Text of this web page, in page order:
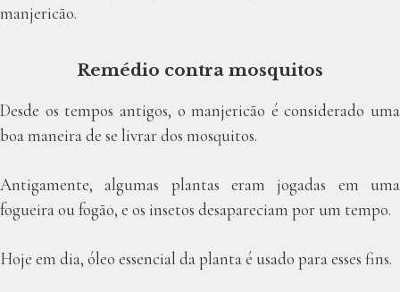
manjericão.
Remédio contra mosquitos
Desde os tempos antigos, o manjericão é considerado uma
boa maneira de se livrar dos mosquitos.
Antigamente, algumas plantas eram jogadas em uma
fogueira ou fogão, e os insetos desapareciam por um tempo.
Hoje em dia, óleo essencial da planta é usado para esses fins.